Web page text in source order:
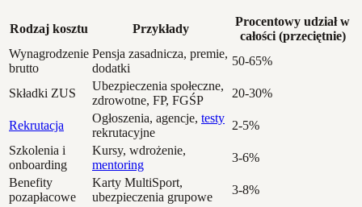
Rodzaj kosztu Przykłady
Procentowy udział w
całości (przeciętnie)
Wynagrodzenie
brutto
Pensja zasadnicza, premie,
dodatki
50-65%
Składki ZUS
Ubezpieczenia społeczne,
zdrowotne, FP, FGŚP
20-30%
Rekrutacja
Ogłoszenia, agencje, testy
rekrutacyjne
2-5%
Szkolenia i
onboarding
Kursy, wdrożenie,
mentoring
3-6%
Benefity
pozapłacowe
Karty MultiSport,
ubezpieczenia grupowe
3-8%